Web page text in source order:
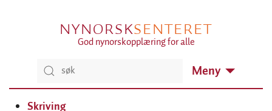
NYNORSKSENTERET
God nynorskopplæring for alle
Meny
Skriving